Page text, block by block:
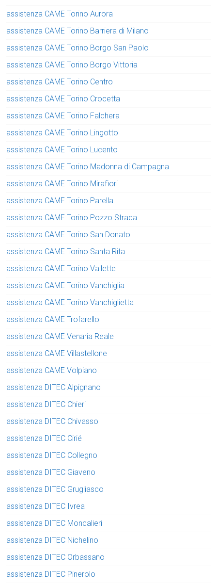
assistenza CAME Torino Aurora
assistenza CAME Torino Barriera di Milano
assistenza CAME Torino Borgo San Paolo
assistenza CAME Torino Borgo Vittoria
assistenza CAME Torino Centro
assistenza CAME Torino Crocetta
assistenza CAME Torino Falchera
assistenza CAME Torino Lingotto
assistenza CAME Torino Lucento
assistenza CAME Torino Madonna di Campagna
assistenza CAME Torino Mirafiori
assistenza CAME Torino Parella
assistenza CAME Torino Pozzo Strada
assistenza CAME Torino San Donato
assistenza CAME Torino Santa Rita
assistenza CAME Torino Vallette
assistenza CAME Torino Vanchiglia
assistenza CAME Torino Vanchiglietta
assistenza CAME Trofarello
assistenza CAME Venaria Reale
assistenza CAME Villastellone
assistenza CAME Volpiano
assistenza DITEC Alpignano
assistenza DITEC Chieri
assistenza DITEC Chivasso
assistenza DITEC Cirié
assistenza DITEC Collegno
assistenza DITEC Giaveno
assistenza DITEC Grugliasco
assistenza DITEC Ivrea
assistenza DITEC Moncalieri
assistenza DITEC Nichelino
assistenza DITEC Orbassano
assistenza DITEC Pinerolo